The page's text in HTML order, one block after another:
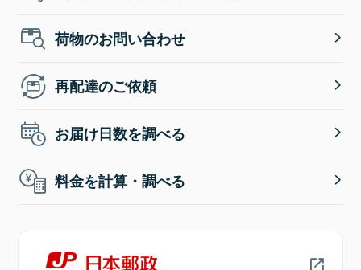
荷物のお問い合わせ
再配達のご依頼
お届け日数を調べる
料金を計算・調べる